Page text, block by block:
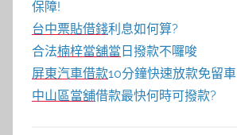
保障!
台中票貼借錢利息如何算?
合法楠梓當舖當 日撥款不囉唆
屏東汽車借款10分鐘快速放款免留車
中山區當舖借款最快何時可撥款?